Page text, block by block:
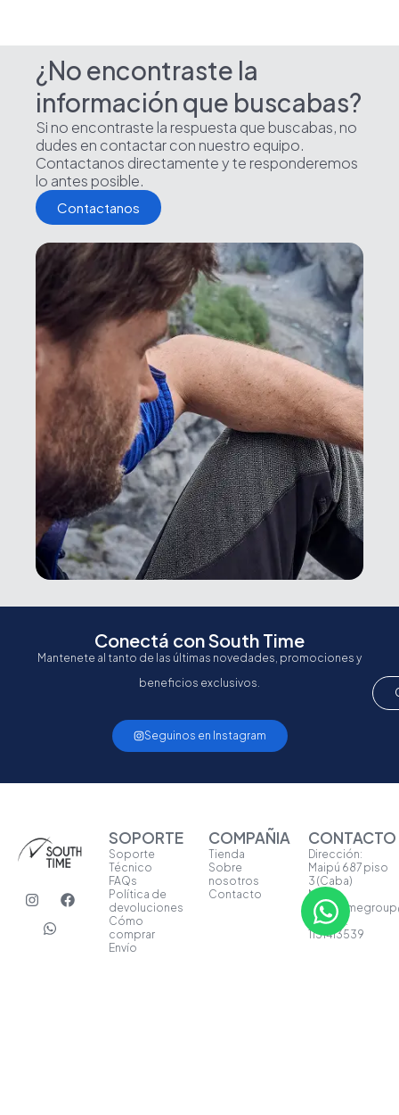
¿No encontraste la
información que buscabas?
Si no encontraste la respuesta que buscabas, no
dudes en contactar con nuestro equipo.
Contactanos directamente y te responderemos
lo antes posible.
Contactanos
Conectá con South Time
Mantenete al tanto de las últimas novedades, promociones y
beneficios exclusivos.
Seguinos en Instagram
I
n
F
a
W
a
t
SOPORTE
Soporte
Técnico
FAQs
Política de
devoluciones
Cómo
comprar
Envío
COMPAÑIA
Tienda
Sobre
nosotros
Contacto
CONTACTO
Dirección:
Maipú 687 piso
3 (Caba)
Mail:
Celular:
1131413539